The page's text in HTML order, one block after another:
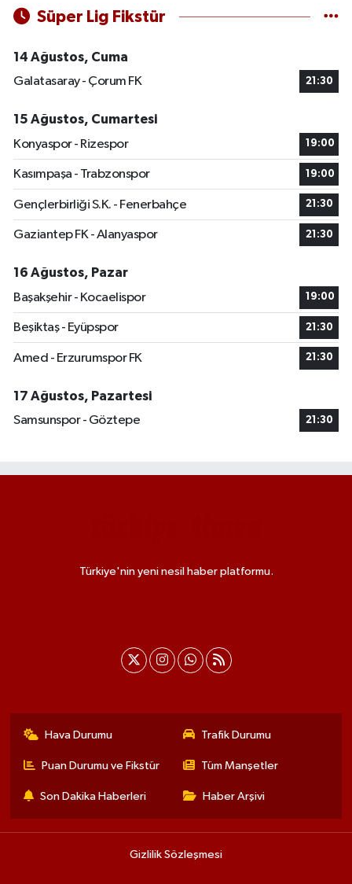
Süper Lig Fikstür
14 Ağustos, Cuma
Galatasaray - Çorum FK
21:30
15 Ağustos, Cumartesi
Konyaspor - Rizespor
19:00
Kasımpaşa - Trabzonspor 19:00
Gençlerbirliği S.K. - Fenerbahçe 21:30
Gaziantep FK - Alanyaspor 21:30
16 Ağustos, Pazar
Başakşehir - Kocaelispor
19:00
Beşiktaş - Eyüpspor 21:30
Amed - Erzurumspor FK 21:30
17 Ağustos, Pazartesi
Samsunspor - Göztepe
21:30
Türkiye'nin yeni nesil haber platformu.
Hava Durumu Trafik Durumu
Puan Durumu ve Fikstür Tüm Manşetler
Son Dakika Haberleri Haber Arşivi
Gizlilik Sözleşmesi